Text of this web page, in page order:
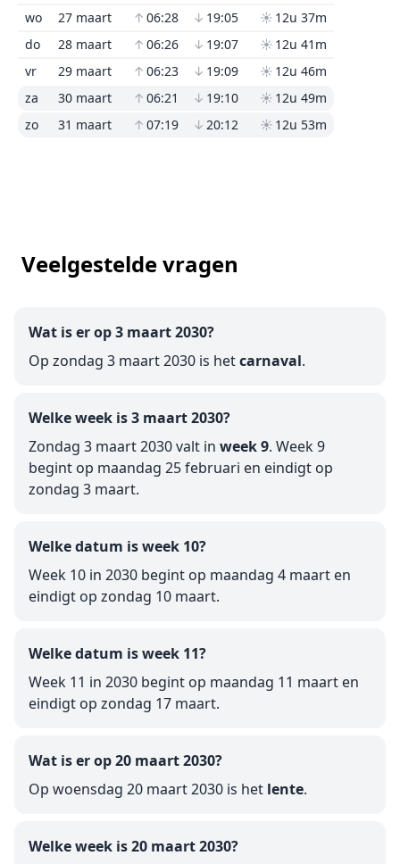
wo
27 maart ↑ 06:28 ↓ 19:05 ☀ 12u 37m
do
28 maart ↑ 06:26 ↓ 19:07 ☀ 12u 41m
vr
29 maart ↑ 06:23 ↓ 19:09 ☀ 12u 46m
za
30 maart ↑ 06:21 ↓ 19:10 ☀ 12u 49m
zo
31 maart ↑ 07:19 ↓ 20:12 ☀ 12u 53m
Veelgestelde vragen
Wat is er op 3 maart 2030?
Op zondag 3 maart 2030 is hetcarnaval.
Welke week is 3 maart 2030?
Zondag 3 maart 2030 valt in week 9. Week 9
begint op maandag 25 februari en eindigt op
zondag 3 maart.
Welke datum is week 10?
Week 10 in 2030 begint op maandag 4 maart en
eindigt op zondag 10 maart.
Welke datum is week 11?
Week 11 in 2030 begint op maandag 11 maart en
eindigt op zondag 17 maart.
Wat is er op 20 maart 2030?
Op woensdag 20 maart 2030 is het lente.
Welke week is 20 maart 2030?